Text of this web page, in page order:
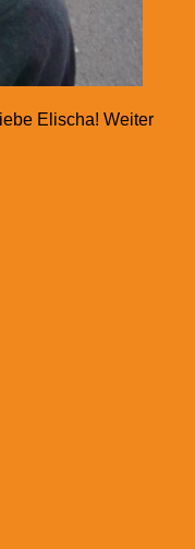
Elischa! Weiter